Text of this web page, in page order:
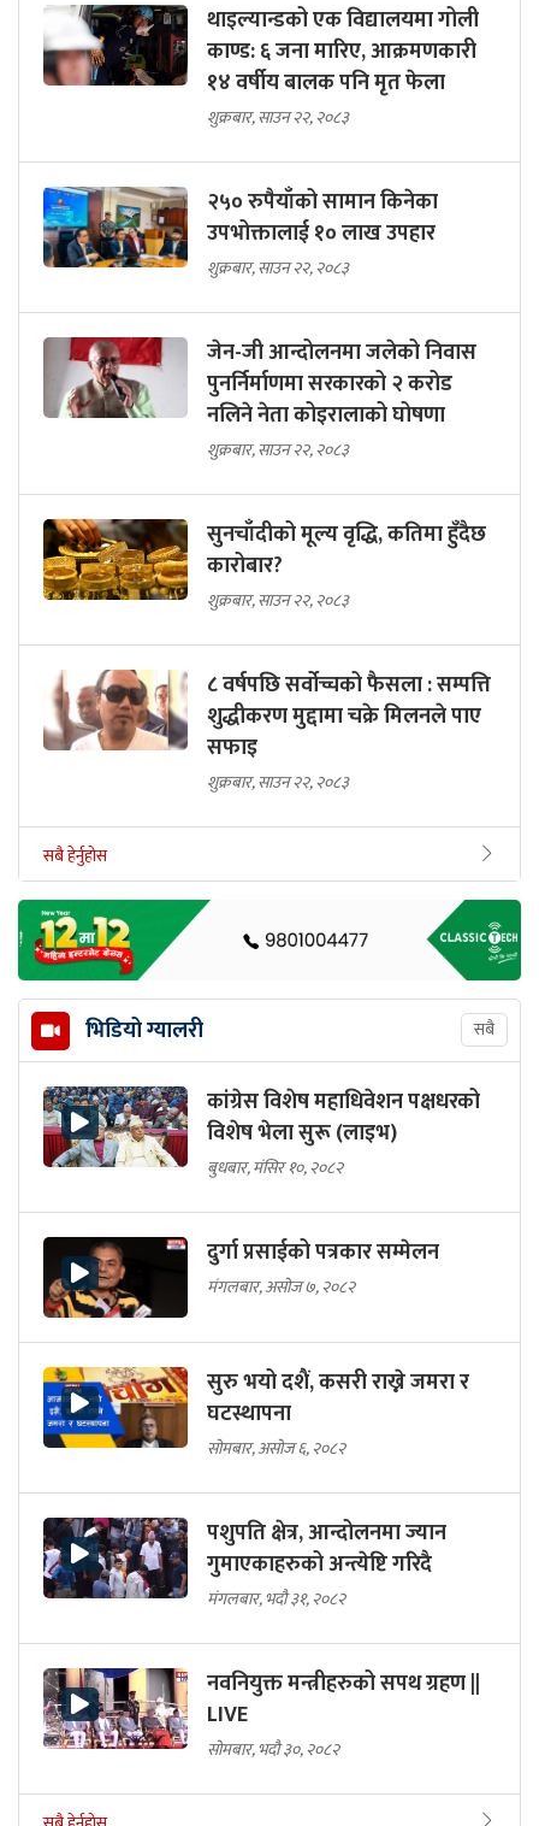
थाइल्यान्डको एक विद्यालयमा गोली
काण्ड: ६ जना मारिए, आक्रमणकारी
१४ वर्षीय बालक पनि मृत फेला
शुक्रबार, साउन २२, २०८३
२५० रुपैयाँको सामान किनेका
उपभोक्तालाई १० लाख उपहार
शुक्रबार, साउन २२, २०८३
जेन-जी आन्दोलनमा जलेको निवास
पुनर्निर्माणमा सरकारको २ करोड
नलिने नेता कोइरालाको घोषणा
शुक्रबार, साउन २२, २०८३
सुनचाँदीको मूल्य वृद्धि, कतिमा हुँदैछ
कारोबार?
शुक्रबार, साउन २२, २०८३
८ वर्षपछि सर्वोच्चको फैसला : सम्पत्ति
शुद्धीकरण मुद्दामा चक्रे मिलनले पाए
सफाइ
शुक्रबार, साउन २२, २०८३
सबै हेर्नुहोस
भिडियो ग्यालरी सबै
कांग्रेस विशेष महाधिवेशन पक्षधरको
विशेष भेला सुरू (लाइभ)
बुधबार, मंसिर १०, २०८२
दुर्गा प्रसाईको पत्रकार सम्मेलन
मंगलबार, असोज ७, २०८२
सुरु भयो दशैं, कसरी राख्ने जमरा र
घटस्थापना
सोमबार, असोज ६, २०८२
पशुपति क्षेत्र, आन्दोलनमा ज्यान
गुमाएकाहरुको अन्त्येष्टि गरिदै
मंगलबार, भदौ ३१, २०८२
नवनियुक्त मन्त्रीहरुको सपथ ग्रहण ||
LIVE
सोमबार, भदौ ३०, २०८२